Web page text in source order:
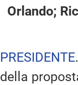
Orlando;
PRESIDENTE
della